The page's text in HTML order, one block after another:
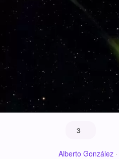
3
Alberto González·